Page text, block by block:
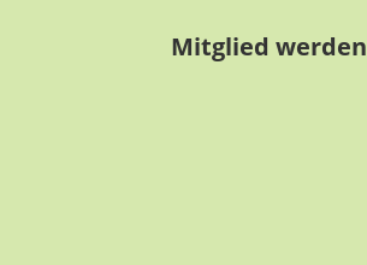
Mitglied werden